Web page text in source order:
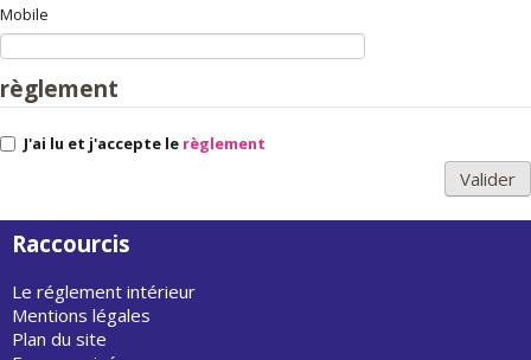
Mobile
règlement
J'ai lu et j'accepte le règlement
Raccourcis
Le réglement intérieur
Mentions légales
Plan du site